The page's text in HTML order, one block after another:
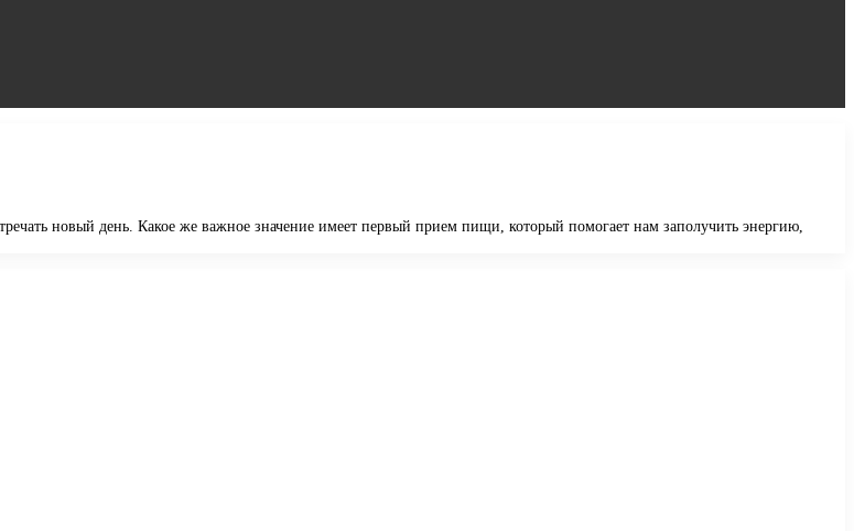
новый день. Какое же важное значение имеет первый прием пищи, который помогает нам заполучить энергию,